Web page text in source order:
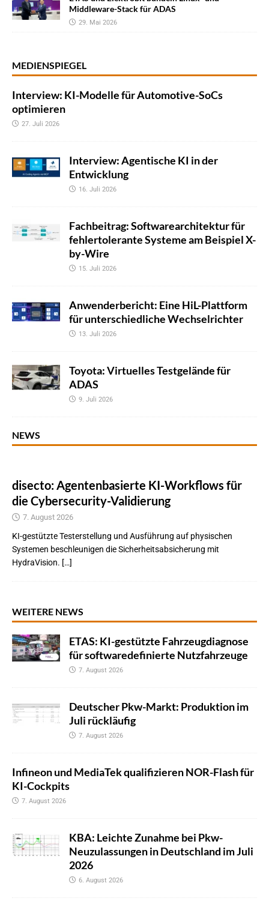
Middleware-Stack für ADAS
29. Mai 2026
MEDIENSPIEGEL
Interview: KI-Modelle für Automotive-SoCs
optimieren
27. Juli 2026
Interview: Agentische KI in der
Entwicklung
16. Juli 2026
Fachbeitrag: Softwarearchitektur für
fehlertolerante Systeme am Beispiel X-
by-Wire
15. Juli 2026
Anwenderbericht: Eine HiL-Plattform
für unterschiedliche Wechselrichter
13. Juli 2026
Toyota: Virtuelles Testgelände für
ADAS
9. Juli 2026
NEWS
disecto: Agentenbasierte KI-Workflows für
die Cybersecurity-Validierung
7. August 2026
KI-gestützte Testerstellung und Ausführung auf physischen
Systemen beschleunigen die Sicherheitsabsicherung mit
HydraVision. […]
WEITERE NEWS
ETAS: KI-gestützte Fahrzeugdiagnose
für softwaredefinierte Nutzfahrzeuge
7. August 2026
Deutscher Pkw-Markt: Produktion im
Juli rückläufig
7. August 2026
Infineon und MediaTek qualifizieren NOR-Flash für
KI-Cockpits
7. August 2026
KBA: Leichte Zunahme bei Pkw-
Neuzulassungen in Deutschland im Juli
2026
6. August 2026